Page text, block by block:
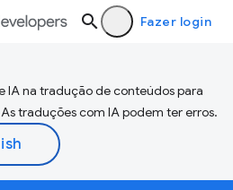
Fazer login
IA na tradução de conteúdos para
traduções com IA podem ter erros.